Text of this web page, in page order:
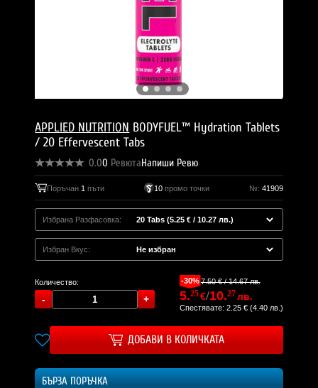
APPLIED NUTRITION BODYFUEL™ Hydration Tablets
/ 20 Effervescent Tabs
0.00 РевютаНапиши Ревю
Поръчан 1 пъти 10промо точки №: 41909
Избрана Разфасовка:
Избран Вкус:
Количество: -30%7.50 € / 14.67 лв.
5.25€/10.27лв.
Спестявате: 2.25 € (4.40 лв.)
ДОБАВИ В КОЛИЧКАТА
БЪРЗА ПОРЪЧКА